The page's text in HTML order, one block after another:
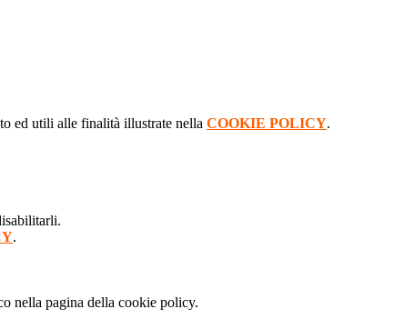
ed utili alle finalità illustrate nella COOKIE POLICY.
.
nella pagina della cookie policy.